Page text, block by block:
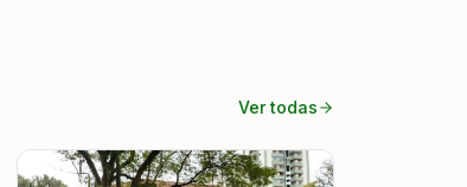
Ver todas